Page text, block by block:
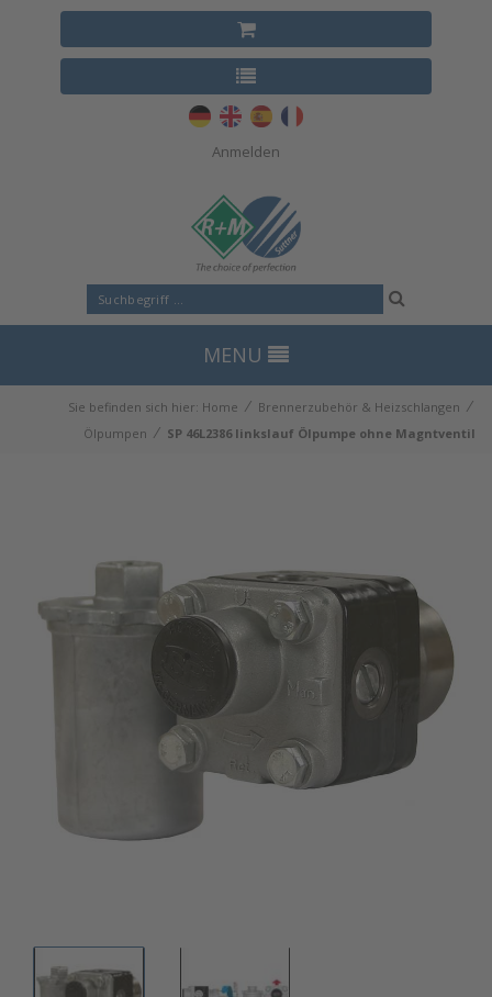
Anmelden
MENU
Sie befinden sich hier: Home ⁄ Brennerzubehör & Heizschlangen ⁄
Ölpumpen ⁄ SP 46L2386 linkslauf Ölpumpe ohne Magntventil